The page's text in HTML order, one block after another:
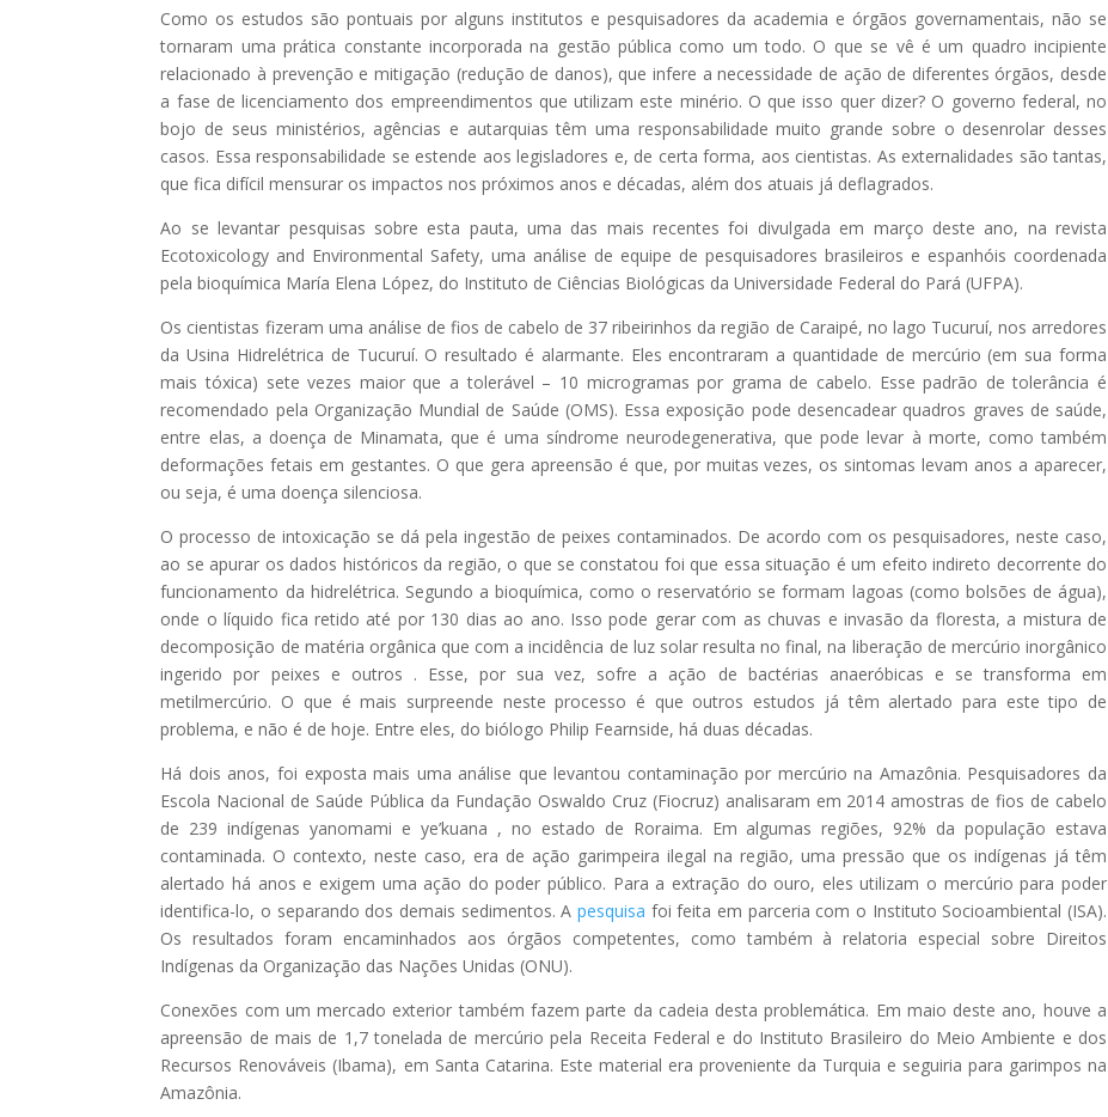
Como os estudos são pontuais por alguns institutos e pesquisadores da academia e órgãos governamentais, não se
tornaram uma prática constante incorporada na gestão pública como um todo. O que se vê é um quadro incipiente
relacionado à prevenção e mitigação (redução de danos), que infere a necessidade de ação de diferentes órgãos, desde
a fase de licenciamento dos empreendimentos que utilizam este minério. O que isso quer dizer? O governo federal, no
bojo de seus ministérios, agências e autarquias têm uma responsabilidade muito grande sobre o desenrolar desses
casos. Essa responsabilidade se estende aos legisladores e, de certa forma, aos cientistas. As externalidades são tantas,
que fica difícil mensurar os impactos nos próximos anos e décadas, além dos atuais já deflagrados.
Ao se levantar pesquisas sobre esta pauta, uma das mais recentes foi divulgada em março deste ano, na revista
Ecotoxicology and Environmental Safety, uma análise de equipe de pesquisadores brasileiros e espanhóis coordenada
pela bioquímica María Elena López, do Instituto de Ciências Biológicas da Universidade Federal do Pará (UFPA).
Os cientistas fizeram uma análise de fios de cabelo de 37 ribeirinhos da região de Caraipé, no lago Tucuruí, nos arredores
da Usina Hidrelétrica de Tucuruí. O resultado é alarmante. Eles encontraram a quantidade de mercúrio (em sua forma
mais tóxica) sete vezes maior que a tolerável – 10 microgramas por grama de cabelo. Esse padrão de tolerância é
recomendado pela Organização Mundial de Saúde (OMS). Essa exposição pode desencadear quadros graves de saúde,
entre elas, a doença de Minamata, que é uma síndrome neurodegenerativa, que pode levar à morte, como também
deformações fetais em gestantes. O que gera apreensão é que, por muitas vezes, os sintomas levam anos a aparecer,
ou seja, é uma doença silenciosa.
O processo de intoxicação se dá pela ingestão de peixes contaminados. De acordo com os pesquisadores, neste caso,
ao se apurar os dados históricos da região, o que se constatou foi que essa situação é um efeito indireto decorrente do
funcionamento da hidrelétrica. Segundo a bioquímica, como o reservatório se formam lagoas (como bolsões de água),
onde o líquido fica retido até por 130 dias ao ano. Isso pode gerar com as chuvas e invasão da floresta, a mistura de
decomposição de matéria orgânica que com a incidência de luz solar resulta no final, na liberação de mercúrio inorgânico
ingerido por peixes e outros . Esse, por sua vez, sofre a ação de bactérias anaeróbicas e se transforma em
metilmercúrio. O que é mais surpreende neste processo é que outros estudos já têm alertado para este tipo de
problema, e não é de hoje. Entre eles, do biólogo Philip Fearnside, há duas décadas.
Há dois anos, foi exposta mais uma análise que levantou contaminação por mercúrio na Amazônia. Pesquisadores da
Escola Nacional de Saúde Pública da Fundação Oswaldo Cruz (Fiocruz) analisaram em 2014 amostras de fios de cabelo
de 239 indígenas yanomami e ye’kuana , no estado de Roraima. Em algumas regiões, 92% da população estava
contaminada. O contexto, neste caso, era de ação garimpeira ilegal na região, uma pressão que os indígenas já têm
alertado há anos e exigem uma ação do poder público. Para a extração do ouro, eles utilizam o mercúrio para poder
identifica-lo, o separando dos demais sedimentos. Apesquisa foi feita em parceria com o Instituto Socioambiental (ISA).
Os resultados foram encaminhados aos órgãos competentes, como também à relatoria especial sobre Direitos
Indígenas da Organização das Nações Unidas (ONU).
Conexões com um mercado exterior também fazem parte da cadeia desta problemática. Em maio deste ano, houve a
apreensão de mais de 1,7 tonelada de mercúrio pela Receita Federal e do Instituto Brasileiro do Meio Ambiente e dos
Recursos Renováveis (Ibama), em Santa Catarina. Este material era proveniente da Turquia e seguiria para garimpos na
Amazônia.